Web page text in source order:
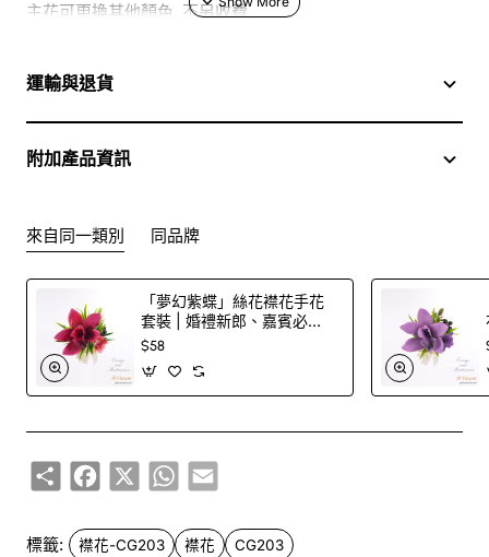
主花可更換其他顏色, 不另收費
於花店訂花, 隨花束附送精美心意咭一張, 歡迎到本花店查詢
訂購鮮花及手工製品前,為保障客戶利益,請閱讀 條款及細則
此花束價格不適用於(情人節期間 4/2-16/2)
運輸與退貨
附加產品資訊
來自同一類別 同品牌
「夢幻紫蝶」絲花襟花手花
套裝 | 婚禮新郎、嘉賓必
備！
$58
ShareFacebook
X WhatsApp
Email
標籤: 襟花-CG203 襟花 CG203